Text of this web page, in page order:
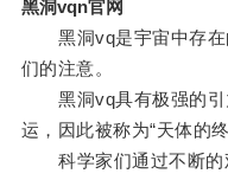
黑洞vqn官网
黑洞vq是宇宙中存在
们的注意。
黑洞vq具有极强的引
运，因此被称为“天体的终
科学家们通过不断的